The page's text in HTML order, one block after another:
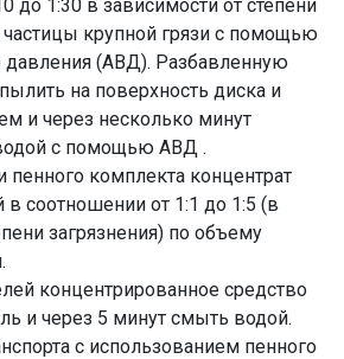
до 1:30 в зависимости от степени
частицы крупной грязи с помощью
давления (АВД). Разбавленную
на поверхность диска и
и через несколько минут
с помощью АВД .
пенного комплекта концентрат
в соотношении от 1:1 до 1:5 (в
загрязнения) по объему
концентрированное средство
и через 5 минут смыть водой.
с использованием пенного